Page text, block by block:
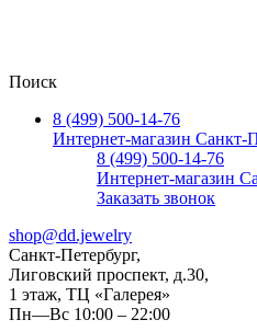
Поиск
8 (499) 500-14-76
Интернет-магазин Санкт-
8 (499) 500-14-76
Интернет-магазин
Заказать звонок
shop@dd.jewelry
Санкт-Петербург,
Лиговский проспект, д.30,
1 этаж, ТЦ «Галерея»
Пн—Вс 10:00 – 22:00